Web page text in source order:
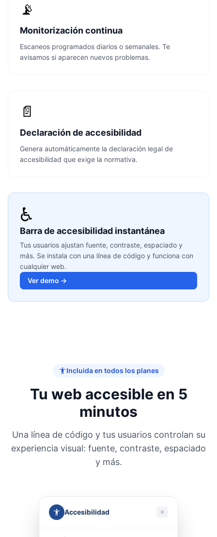
📡
Monitorización continua
Escaneos programados diarios o semanales. Te
avisamos si aparecen nuevos problemas.
📄
Declaración de accesibilidad
Genera automáticamente la declaración legal de
accesibilidad que exige la normativa.
♿
Barra de accesibilidad instantánea
Tus usuarios ajustan fuente, contraste, espaciado y
más. Se instala con una línea de código y funciona con
cualquier web.
Ver demo →
Incluida en todos los planes
Tu web accesible en 5
minutos
Una línea de código y tus usuarios controlan su
experiencia visual: fuente, contraste, espaciado
y más.
Accesibilidad ✕